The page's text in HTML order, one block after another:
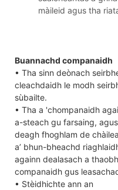
màileid agus tha
Buannachd companaidh
• Tha sinn deònach
cleachdaidh le modh
sùbailte.
• Tha a 'chompanaidh
a-steach gu farsaing,
deagh fhoghlam de
a’ bhun-bheachd
againn dealasach a
companaidh gus
• Stèidhichte ann an